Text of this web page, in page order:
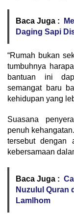
Baca Juga :
Daging Sapi
“Rumah bukan
tumbuhnya
bantuan ini
semangat baru
kehidupan yang
Suasana
penuh
tersebut dengan
kebersamaan
Baca Juga :
Nuzulul Quran
Lamlhom